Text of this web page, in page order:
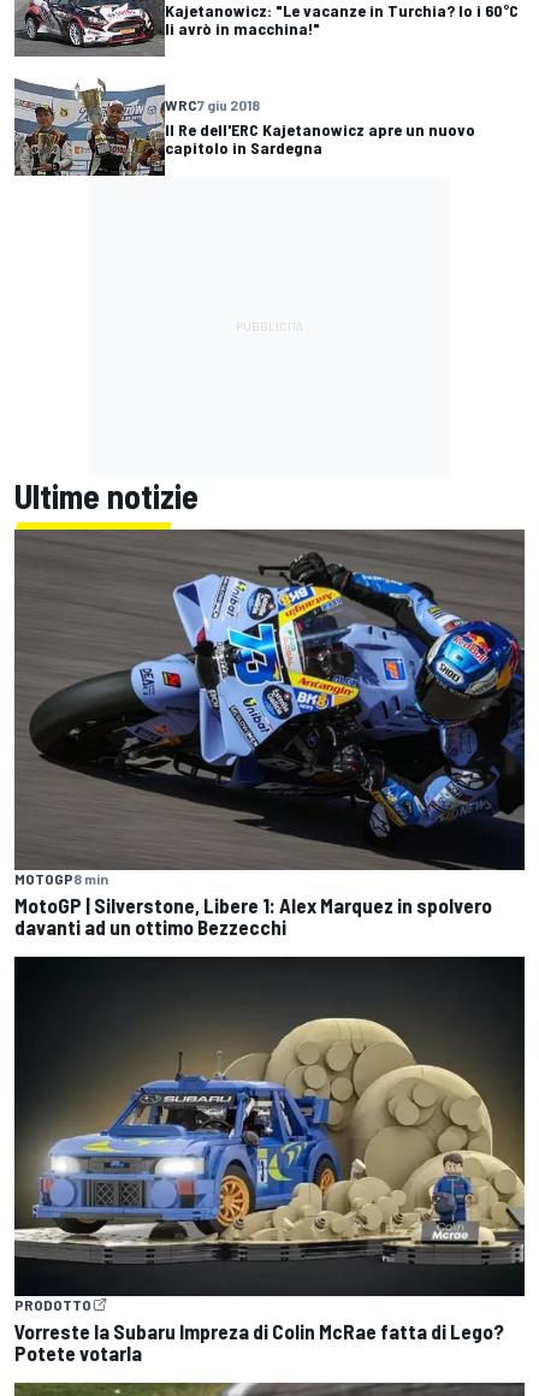
Kajetanowicz: "Le vacanze in Turchia? Io i 60°C
li avrò in macchina!"
WRC7 giu 2018
Il Re dell'ERC Kajetanowicz apre un nuovo
capitolo in Sardegna
Ultime notizie
MOTOGP8 min
MotoGP | Silverstone, Libere 1: Alex Marquez in spolvero
davanti ad un ottimo Bezzecchi
PRODOTTO
Vorreste la Subaru Impreza di Colin McRae fatta di Lego?
Potete votarla